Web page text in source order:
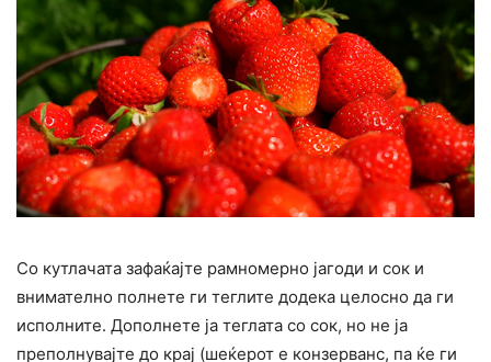
Со кутлачата зафаќајте рамномерно јагоди и сок и
внимателно полнете ги теглите додека целосно да ги
исполните. Дополнете ја теглата со сок, но не ја
преполнувајте до крај (шеќерот е конзерванс, па ќе ги